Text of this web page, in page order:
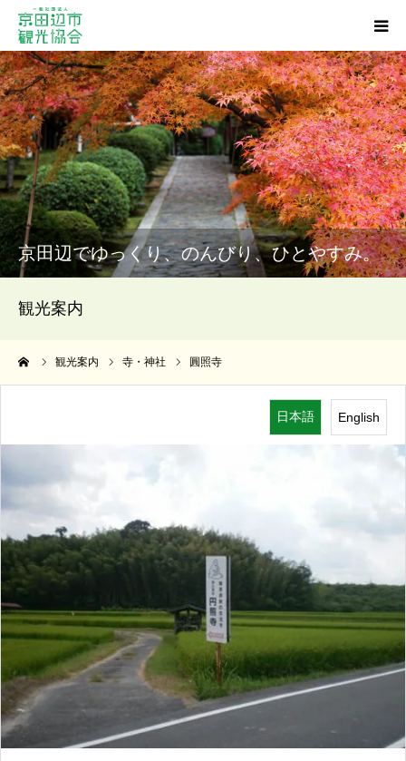
京田辺でゆっくり、のんびり、ひとやすみ。
観光案内
観光案内 寺・神社 圓照寺
日本語 English
観光スポット
グルメ
ショッピング
宿泊・温泉